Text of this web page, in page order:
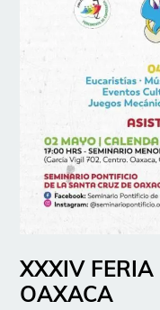
XXXIV
OAXACA